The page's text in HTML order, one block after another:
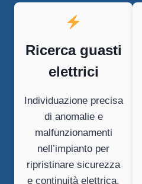
Ricerca guasti
elettrici
Individuazione precisa
di anomalie e
malfunzionamenti
nell’impianto per
ripristinare sicurezza
e continuità elettrica.